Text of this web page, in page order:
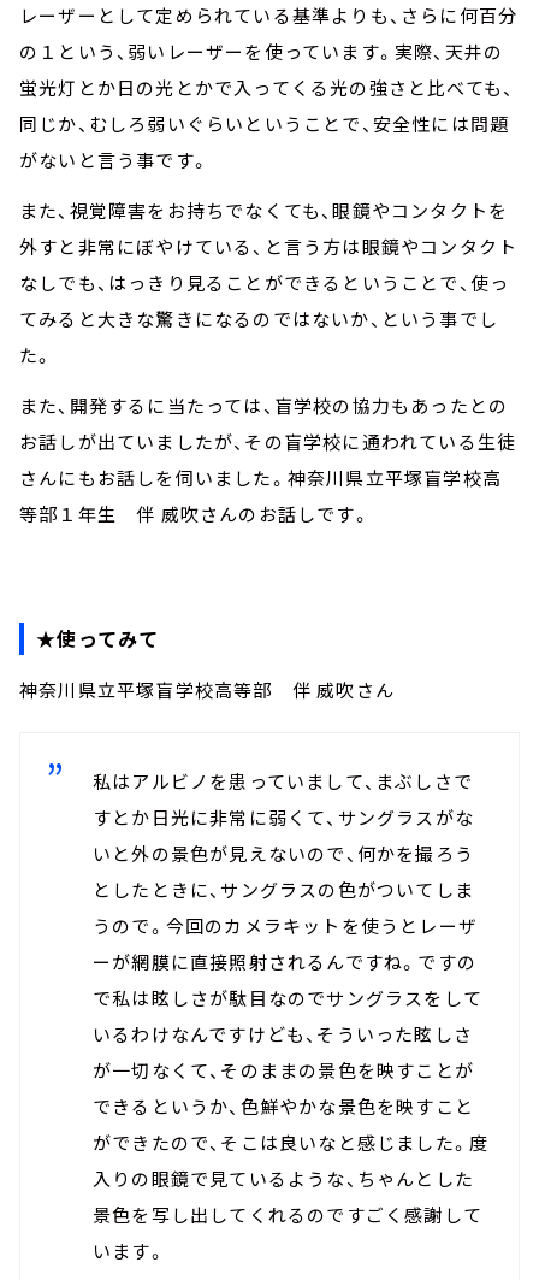
レーザーとして定められている基準よりも、さらに何百分
の１という、弱いレーザーを使っています。実際、天井の
蛍光灯とか日の光とかで入ってくる光の強さと比べても、
同じか、むしろ弱いぐらいということで、安全性には問題
がないと言う事です。
また、視覚障害をお持ちでなくても、眼鏡やコンタクトを
外すと非常にぼやけている、と言う方は眼鏡やコンタクト
なしでも、はっきり見ることができるということで、使っ
てみると大きな驚きになるのではないか、という事でし
た。
また、開発するに当たっては、盲学校の協力もあったとの
お話しが出ていましたが、その盲学校に通われている生徒
さんにもお話しを伺いました。神奈川県立平塚盲学校高
等部１年生 伴 威吹さんのお話しです。
★使ってみて
神奈川県立平塚盲学校高等部 伴 威吹さん
私はアルビノを患っていまして、まぶしさで
すとか日光に非常に弱くて、サングラスがな
いと外の景色が見えないので、何かを撮ろう
としたときに、サングラスの色がついてしま
うので。今回のカメラキットを使うとレーザ
ーが網膜に直接照射されるんですね。ですの
で私は眩しさが駄目なのでサングラスをして
いるわけなんですけども、そういった眩しさ
が一切なくて、そのままの景色を映すことが
できるというか、色鮮やかな景色を映すこと
ができたので、そこは良いなと感じました。度
入りの眼鏡で見ているような、ちゃんとした
景色を写し出してくれるのですごく感謝して
います。